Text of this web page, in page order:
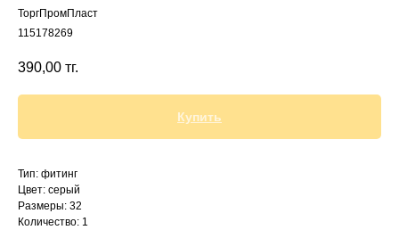
ТоргПромПласт
115178269
390,00 тг.
Купить
Тип: фитинг
Цвет: серый
Размеры: 32
Количество: 1